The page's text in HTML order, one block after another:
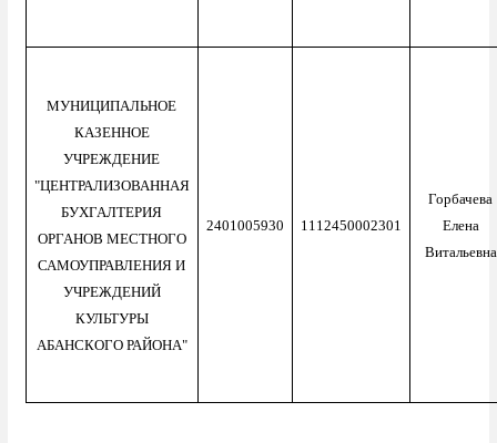
МУНИЦИПАЛЬНОЕ
КАЗЕННОЕ
УЧРЕЖДЕНИЕ
"ЦЕНТРАЛИЗОВАННАЯ
БУХГАЛТЕРИЯ
ОРГАНОВ МЕСТНОГО
САМОУПРАВЛЕНИЯ И
УЧРЕЖДЕНИЙ
КУЛЬТУРЫ
АБАНСКОГО РАЙОНА"
2401005930 1112450002301
Горбачева
Елена
Витальевна